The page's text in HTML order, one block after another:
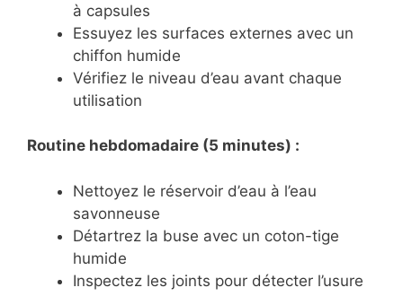
à capsules
Essuyez les surfaces externes avec un
chiffon humide
Vérifiez le niveau d’eau avant chaque
utilisation
Routine hebdomadaire (5 minutes) :
Nettoyez le réservoir d’eau à l’eau
savonneuse
Détartrez la buse avec un coton-tige
humide
Inspectez les joints pour détecter l’usure